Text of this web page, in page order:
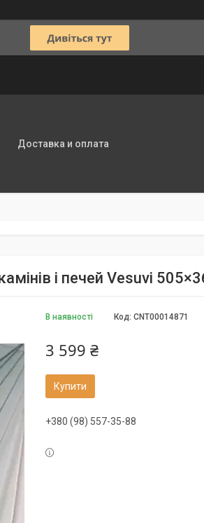
Доставка и оплата
і печей Vesuvi
В наявності Код: CNT00014871
3 599 ₴
Купити
+380 (98) 557-35-88